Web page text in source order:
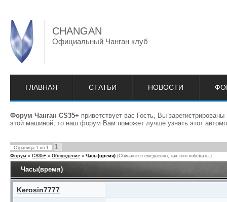
CHANGAN
Официальный Чанган клуб
ГЛАВНАЯ СТАТЬИ НОВОСТИ
Форум Чанган CS35+ приветствует вас Гость, Вы
этой машиной, то наш форум Вам поможет лучше узнать этот
Страница 1 из 1 1
Форум » CS35+ » Обсуждение » Часы(время) (Сбиваются ежедневно, как того избежать.)
Часы(время)
Kerosin7777